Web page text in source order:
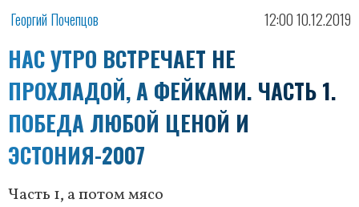
Георгий Почепцов 12:00 10.12.2019
НАС УТРО ВСТРЕЧАЕТ НЕ
ПРОХЛАДОЙ, А ФЕЙКАМИ. ЧАСТЬ 1.
ПОБЕДА ЛЮБОЙ ЦЕНОЙ И
ЭСТОНИЯ-2007
Часть 1, а потом мясо